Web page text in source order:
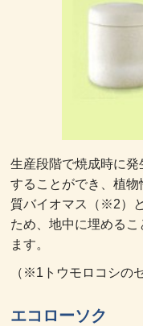
生産段階で焼成時に
することができ、植
質バイオマス（※2）
ため、地中に埋める
ます。
（※1トウモロコシの
エコローソク